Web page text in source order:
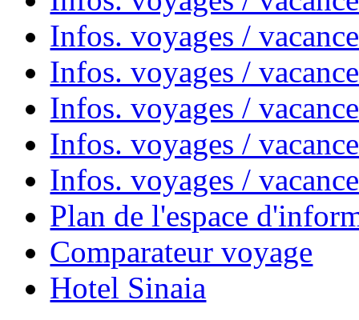
Infos. voyages /
Infos. voyages /
Infos. voyages /
Infos. voyages /
Infos. voyages /
Plan de l'espace
Comparateur voyage
Hotel Sinaia